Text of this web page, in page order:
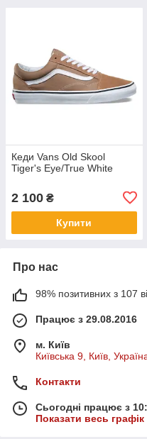
Кеди Vans Old Skool
Tiger's Eye/True White
2 100 ₴
Купити
Про нас
98% позитивних з 107
Працює з 29.08.2016
м. Київ
Київська 9, Київ,
Контакти
Сьогодні працює з
Показати весь